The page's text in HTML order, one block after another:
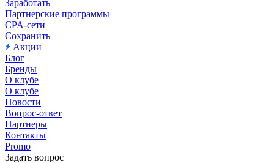
Заработать
Партнерские программы
CPA-сети
Сохранить
Акции
Блог
Бренды
О клубе
О клубе
Новости
Вопрос-ответ
Партнеры
Контакты
Promo
Задать вопрос